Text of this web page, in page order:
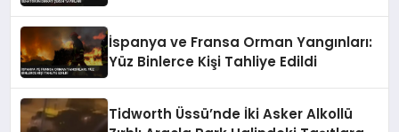
İspanya ve Fransa Orman Yangınları:
Yüz Binlerce Kişi Tahliye Edildi
Tidworth Üssü’nde İki Asker Alkollü